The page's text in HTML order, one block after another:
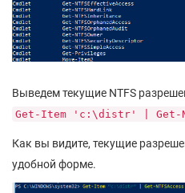
Выведем текущие NTFS
Get-Item 'c:\distr' | Get-
Как вы видите, текущие
удобной форме.